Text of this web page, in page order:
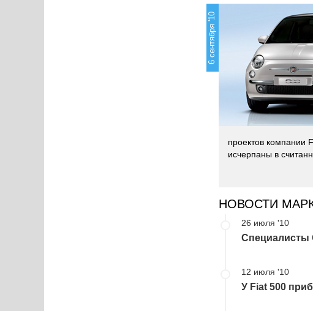
6 сентября '10
проектов компании
исчерпаны в
НОВОСТИ
26 июля '10
Специалисты
12 июля '10
У Fiat 500